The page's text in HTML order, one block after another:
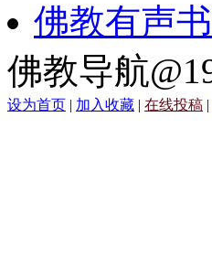
佛教有声
佛教导航
设为首页 | 加入收藏 | 在线投稿 |